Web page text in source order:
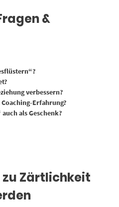
&
verbessern?
Erfahrung?
als Geschenk?
zu Zärtlichkeit